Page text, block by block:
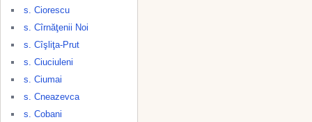
s. Ciorescu
s. Cîrnăţenii Noi
s. Cîşliţa-Prut
s. Ciuciuleni
s. Ciumai
s. Cneazevca
s. Cobani